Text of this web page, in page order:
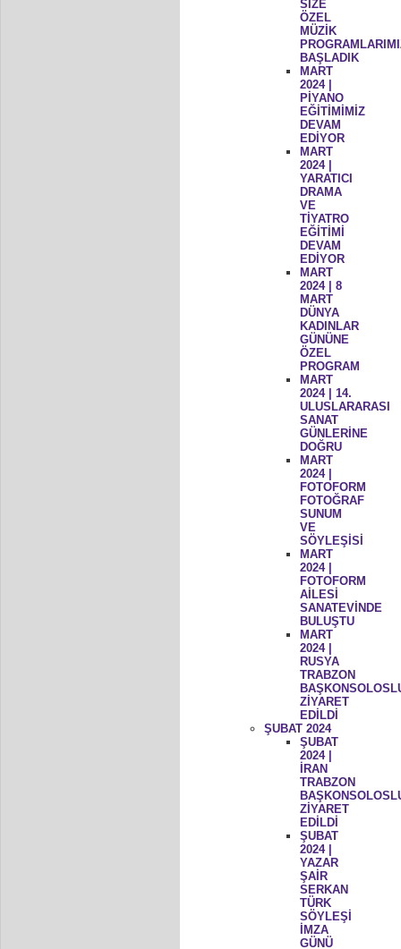
SİZE
ÖZEL
MÜZİK
BAŞLADIK
MART
2024 |
PİYANO
EĞİTİMİMİZ
DEVAM
EDİYOR
MART
2024 |
YARATICI
DRAMA
VE
TİYATRO
EĞİTİMİ
DEVAM
EDİYOR
MART
2024 | 8
MART
DÜNYA
KADINLAR
GÜNÜNE
ÖZEL
PROGRAM
MART
2024 | 14.
ULUSLARARASI
SANAT
GÜNLERİNE
DOĞRU
MART
2024 |
FOTOFORM
FOTOĞRAF
SUNUM
VE
SÖYLEŞİSİ
MART
2024 |
FOTOFORM
AİLESİ
SANATEVİNDE
BULUŞTU
MART
2024 |
RUSYA
TRABZON
ZİYARET
EDİLDİ
ŞUBAT 2024
ŞUBAT
2024 |
İRAN
TRABZON
ZİYARET
EDİLDİ
ŞUBAT
2024 |
YAZAR
ŞAİR
SERKAN
TÜRK
SÖYLEŞİ
İMZA
GÜNÜ